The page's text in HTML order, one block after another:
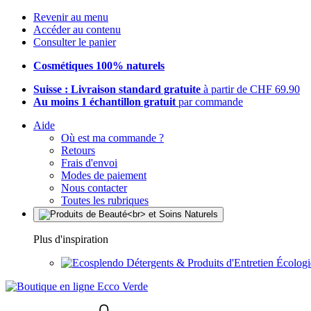
Revenir au menu
Accéder au contenu
Consulter le panier
Cosmétiques 100% naturels
Suisse : Livraison standard gratuite à partir de CHF 69.90
Au moins 1 échantillon gratuit par commande
Aide
Où est ma commande ?
Retours
Frais d'envoi
Modes de paiement
Nous contacter
Toutes les rubriques
Plus d'inspiration
Détergents & Produits d'Entretien